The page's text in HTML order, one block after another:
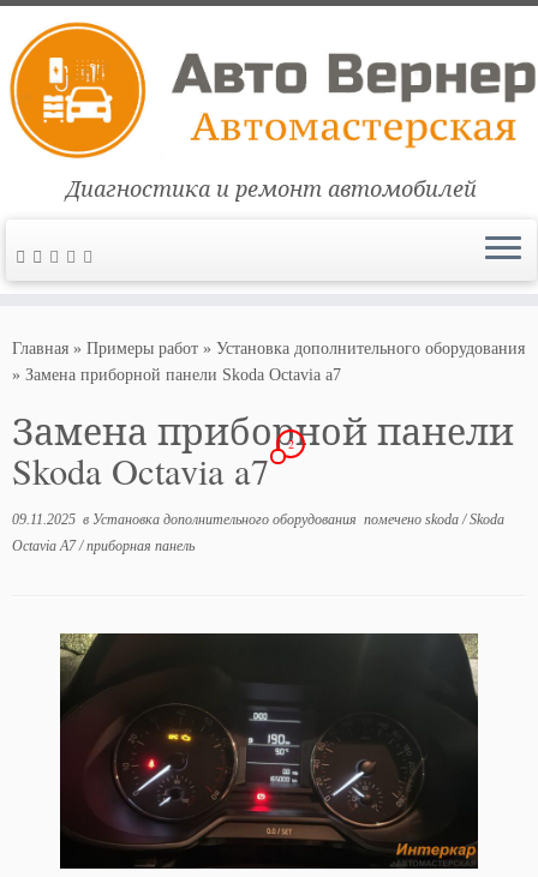
содержимому
Диагностика и ремонт автомобилей
Главная » Примеры работ » Установка дополнительного оборудования
» Замена приборной панели Skoda Octavia a7
Замена приборной панели
Skoda Octavia a7
2
09.11.2025 в Установка дополнительного оборудования помечено skoda /Skoda
Octavia A7/приборная панель